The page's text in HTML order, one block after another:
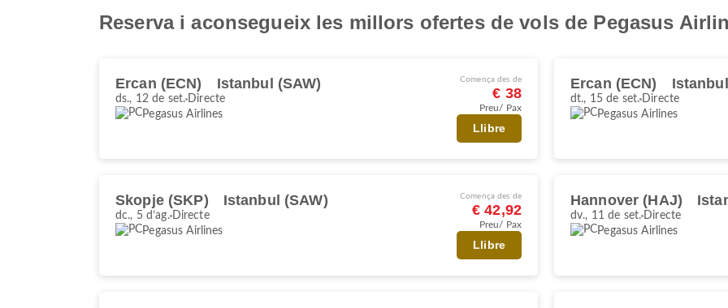
Reserva i aconsegueix les millors ofertes de vols de Pegasus
Ercan (ECN) Istanbul (SAW)
ds., 12 de set. Directe
Pegasus Airlines
Comença des de
€ 38
Preu/ Pax
Llibre
Ercan (ECN)
dt., 15 de set. Directe
Pegasus Airlines
Skopje (SKP) Istanbul (SAW)
dc., 5 d’ag. Directe
Pegasus Airlines
Comença des de
€ 42,92
Preu/ Pax
Llibre
Hannover (HAJ)
dv., 11 de set. Directe
Pegasus Airlines